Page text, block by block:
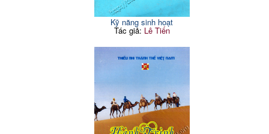
Kỹ năng sinh hoạt
Tác giả: Lê Tiến